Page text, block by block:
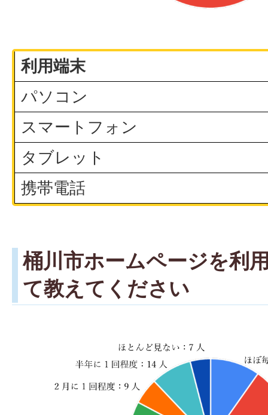
利用端末
パソコン
スマートフォン
タブレット
携帯電話
桶川市ホームページを利
て教えてください